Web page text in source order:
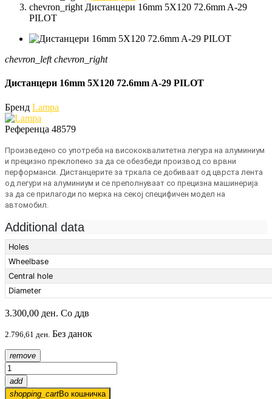
chevron_right Дистанцери 16mm 5X120 72.6mm A-29
PILOT
chevron_left chevron_right
Дистанцери 16mm 5X120 72.6mm A-29 PILOT
Бренд Lampa
Референца 48579
Произведено со употреба на висококвалитетна легура на алуминиум
и прецизно преклопено за да се обезбеди производ со врвни
перформанси. Дистанцерите за тркала се добиваат од цврста лента
од легури на алуминиум и се преполнуваат со прецизна машинерија
за да се прилагоди по мерка на секој специфичен модел на
автомобил.
Additional data
Holes
Wheelbase
Central hole
Diameter
3.300,00 ден. Со ддв
2.796,61 ден. Без данок
remove
add
shopping_cartВо кошничка